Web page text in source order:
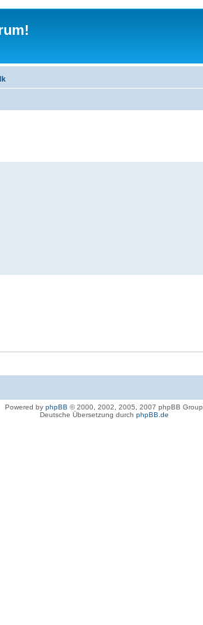
Powered by phpBB © 2000, 2002, 2005, 2007 phpBB Group
Deutsche Übersetzung durch phpBB.de